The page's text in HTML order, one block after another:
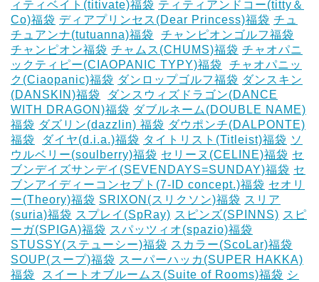
ィティベイト(titivate)福袋 ティティアンドコー(titty＆
Co)福袋 ディアプリンセス(Dear Princess)福袋 チュ
チュアンナ(tutuanna)福袋
チャンピオンゴルフ福袋
チャンピオン福袋 チャムス(CHUMS)福袋 チャオパニ
ックティピー(CIAOPANIC TYPY)福袋
チャオパニッ
ク(Ciaopanic)福袋 ダンロップゴルフ福袋 ダンスキン
(DANSKIN)福袋
ダンスウィズドラゴン(DANCE
WITH DRAGON)福袋 ダブルネーム(DOUBLE NAME)
福袋 ダズリン(dazzlin) 福袋 ダウポンチ(DALPONTE)
福袋
ダイヤ(d.i.a.)福袋 タイトリスト(Titleist)福袋 ソ
ウルベリー(soulberry)福袋 セリーヌ(CELINE)福袋 セ
ブンデイズサンデイ(SEVENDAYS=SUNDAY)福袋 セ
ブンアイディーコンセプト(7-ID concept.)福袋 セオリ
ー(Theory)福袋 SRIXON(スリクソン)福袋 スリア
(suria)福袋 スプレイ(SpRay) スピンズ(SPINNS) スピ
ーガ(SPIGA)福袋 スパッツィオ(spazio)福袋
STUSSY(ステューシー)福袋 スカラー(ScoLar)福袋
SOUP(スープ)福袋 スーパーハッカ(SUPER HAKKA)
福袋
スイートオブルームス(Suite of Rooms)福袋 シ